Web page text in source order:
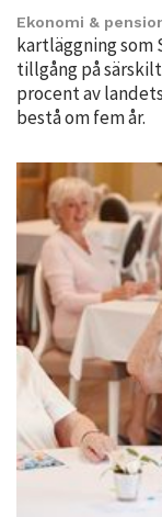
Ekonomi &
kartläggning som
tillgång på
procent av
bestå om fem år.